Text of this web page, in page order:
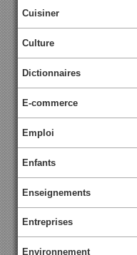
Cuisiner
Culture
Dictionnaires
E-commerce
Emploi
Enfants
Enseignements
Entreprises
Environnement